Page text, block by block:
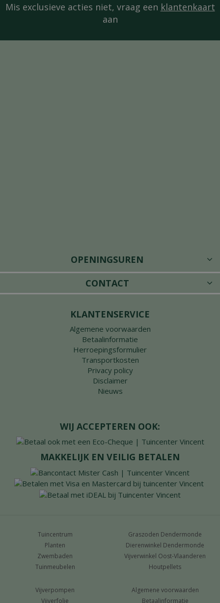
Mis exclusieve acties niet, vraag een klantenkaart
aan
OPENINGSUREN
CONTACT
KLANTENSERVICE
Algemene voorwaarden
Betaalinformatie
Herroepingsformulier
Transportkosten
Privacy policy
Disclaimer
Nieuws
WIJ ACCEPTEREN OOK:
MAKKELIJK EN VEILIG BETALEN
Tuincentrum
Planten
Zwembaden
Tuinmeubelen
Graszoden Dendermonde
Dierenwinkel Dendermonde
Vijverwinkel Oost-Vlaanderen
Houtpellets
Vijverpompen
Vijverfolie
Algemene voorwaarden
Betaalinformatie